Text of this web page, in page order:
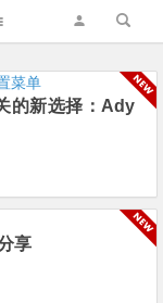
菜单
的新选择：Ady
享